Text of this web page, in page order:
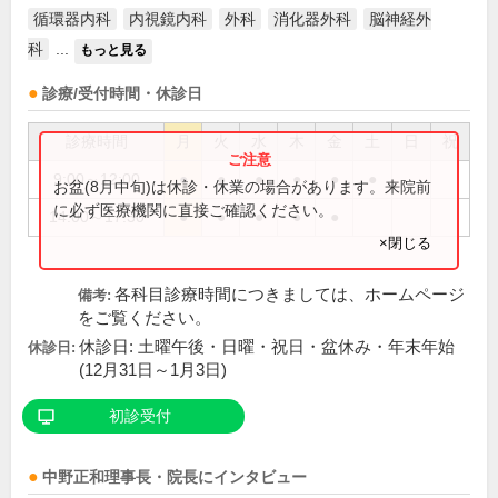
循環器内科 内視鏡内科 外科 消化器外科
脳神経外
科
もっと見る
診療/受付時間・休診日
祝
9:00～12:00 ● ● ● ● ●
14:00～17:30 ● ● ● ●
お盆(8月中旬)は休診・休業の場合があります。来院前
に必ず医療機関に直接ご確認ください。
×閉じる
備考: 各科目診療時間につきましては、ホームページ
をご覧ください。
休診日: 休診日: 土曜午後・日曜・祝日・盆休み・年末年始
(12月31日～1月3日)
初診受付
中野正和理事長・院長にインタビュー